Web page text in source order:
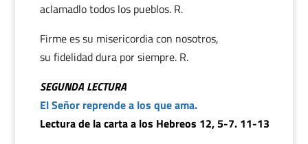
aclamadlo todos los pueblos. R.
Firme es su misericordia con nosotros,
su fidelidad dura por siempre. R.
SEGUNDA LECTURA
El Señor reprende a los que ama.
Lectura de la carta a los Hebreos 12, 5-7. 11-13